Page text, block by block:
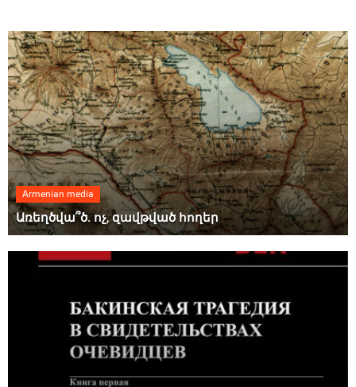
Armenian media
Առեղծվա՞ծ. ոչ, զավթված հողեր